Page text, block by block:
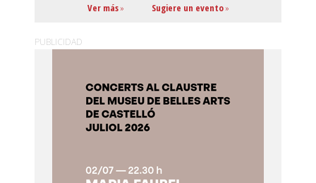
Ver más» Sugiere un evento»
PUBLICIDAD